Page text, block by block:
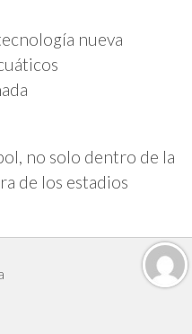
nueva
no solo dentro de la
de los estadios